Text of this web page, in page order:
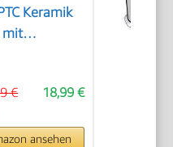
Keramik
mit
18,99 €
€
ansehen